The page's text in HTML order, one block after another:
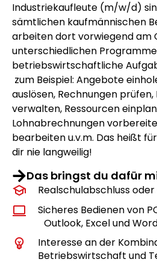
Industriekaufleute (m/w/d)
sämtlichen kaufmännischen
arbeiten dort vorwiegend am
unterschiedlichen
betriebswirtschaftliche
zum Beispiel: Angebote
auslösen, Rechnungen
verwalten, Ressourcen
Lohnabrechnungen
bearbeiten u.v.m. Das heißt
dir nie langweilig!
Das bringst du dafür
Realschulabschluss
Sicheres Bedienen von
Outlook, Excel und
Interesse an der
Betriebswirtschaft und